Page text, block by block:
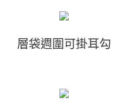
層袋週圍可掛耳勾